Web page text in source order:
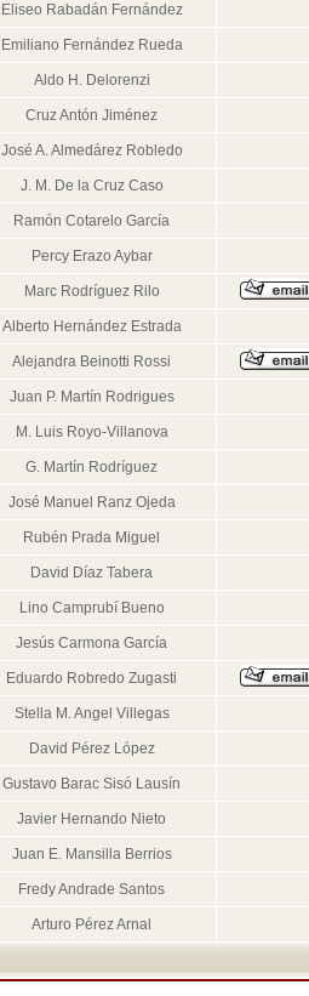
Eliseo Rabadán Fernández
Emiliano Fernández Rueda
Aldo H. Delorenzi
Cruz Antón Jiménez
José A. Almedárez Robledo
J. M. De la Cruz Caso
Ramón Cotarelo García
Percy Erazo Aybar
Marc Rodríguez Rilo
Alberto Hernández Estrada
Alejandra Beinotti Rossi
Juan P. Martín Rodrigues
M. Luis Royo-Villanova
G. Martín Rodríguez
José Manuel Ranz Ojeda
Rubén Prada Miguel
David Díaz Tabera
Lino Camprubí Bueno
Jesús Carmona García
Eduardo Robredo Zugasti
Stella M. Angel Villegas
David Pérez López
Gustavo Barac Sisó Lausín
Javier Hernando Nieto
Juan E. Mansilla Berrios
Fredy Andrade Santos
Arturo Pérez Arnal